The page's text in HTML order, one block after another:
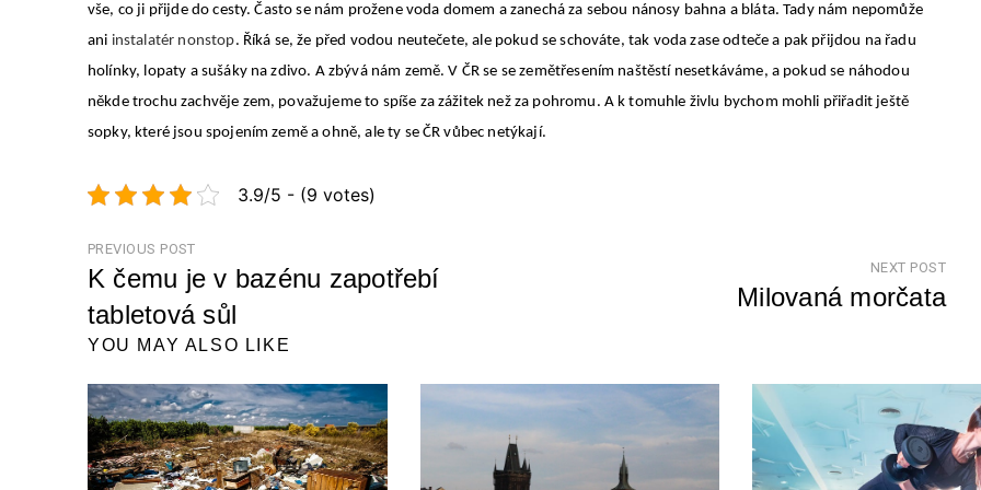
vše, co ji přijde do cesty. Často se nám prožene voda domem a zanechá za sebou nánosy bahna a bláta. Tady nám nepomůže
ani instalatér nonstop. Říká se, že před vodou neutečete, ale pokud se schováte, tak voda zase odteče a pak přijdou na řadu
holínky, lopaty a sušáky na zdivo. A zbývá nám země. V ČR se se zemětřesením naštěstí nesetkáváme, a pokud se náhodou
někde trochu zachvěje zem, považujeme to spíše za zážitek než za pohromu. A k tomuhle živlu bychom mohli přiřadit ještě
sopky, které jsou spojením země a ohně, ale ty se ČR vůbec netýkají.
3.9/5 - (9 votes)
Navigace
pro
příspěvek
PREVIOUS POST
K čemu je v bazénu zapotřebí
tabletová sůl
Previous
NEXT POST
Milovaná morčata
YOU MAY ALSO LIKE